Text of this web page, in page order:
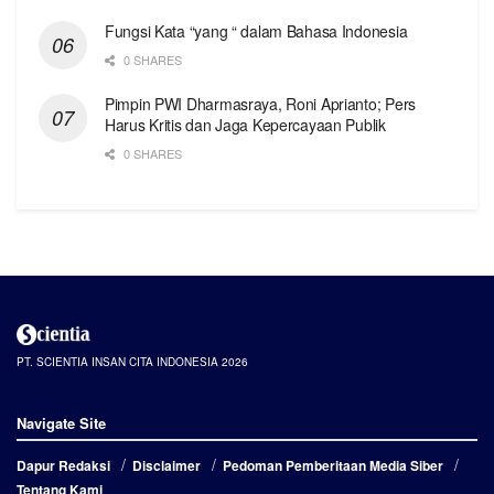
Fungsi Kata “yang “ dalam Bahasa Indonesia
0 SHARES
Pimpin PWI Dharmasraya, Roni Aprianto; Pers
Harus Kritis dan Jaga Kepercayaan Publik
0 SHARES
PT. SCIENTIA INSAN CITA INDONESIA 2026
Navigate Site
Dapur Redaksi Disclaimer
Pedoman Pemberitaan Media Siber
Tentang Kami